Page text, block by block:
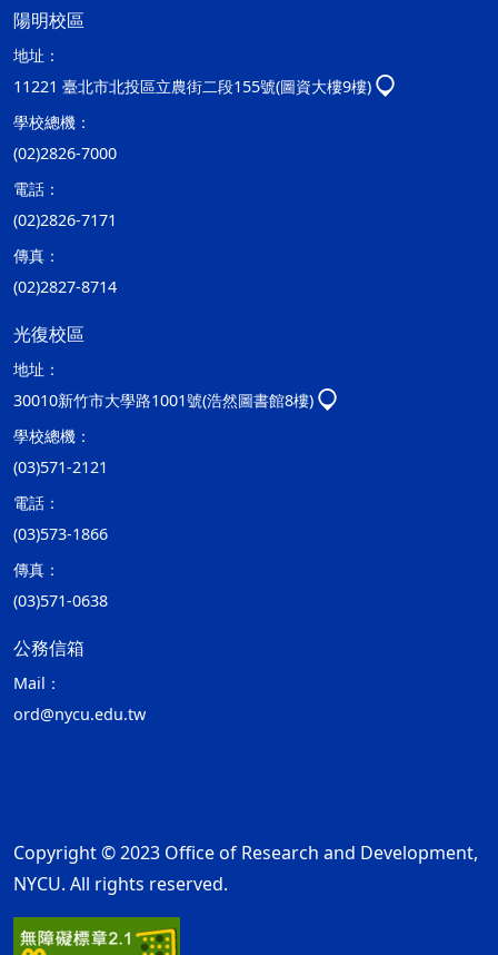
陽明校區
地址：
11221 臺北市北投區立農街二段155號(圖資大樓9樓)
學校總機：
(02)2826-7000
電話：
(02)2826-7171
傳真：
(02)2827-8714
光復校區
地址：
30010新竹市大學路1001號(浩然圖書館8樓)
學校總機：
(03)571-2121
電話：
(03)573-1866
傳真：
(03)571-0638
公務信箱
Mail：
ord@nycu.edu.tw
Copyright © 2023 Office of Research and Development,
NYCU. All rights reserved.